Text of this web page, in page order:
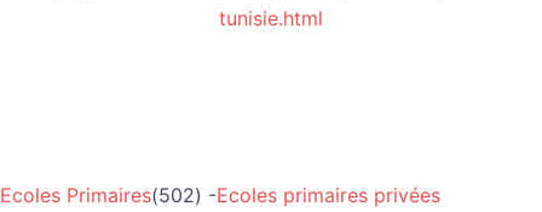
tunisie.html
Ecoles Primaires(502) -Ecoles primaires privées